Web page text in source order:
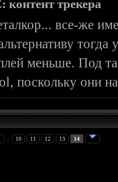
контент трекера
все-же
меньше. Под
поскольку они
10 11 12 13 14